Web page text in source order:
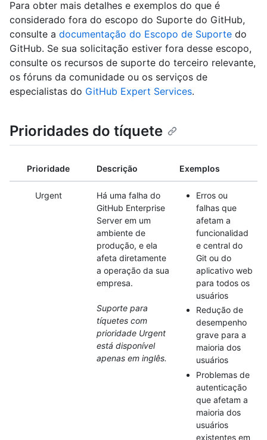
Para obter mais detalhes e exemplos do que é
considerado fora do escopo do Suporte do GitHub,
consulte a documentação do Escopo de Suporte do
GitHub. Se sua solicitação estiver fora desse escopo,
consulte os recursos de suporte do terceiro relevante,
os fóruns da comunidade ou os serviços de
especialistas do GitHub Expert Services.
Prioridades do tíquete
Prioridade Descrição Exemplos
Urgent
Há uma falha do
GitHub Enterprise
Server em um
ambiente de
produção, e ela
afeta diretamente
a operação da sua
empresa.
Suporte para
tíquetes com
prioridade Urgent
está disponível
apenas em inglês.
Erros ou
falhas que
afetam a
funcionalidad
e central do
Git ou do
aplicativo web
para todos os
usuários
Redução de
desempenho
grave para a
maioria dos
usuários
Problemas de
autenticação
que afetam a
maioria dos
usuários
existentes em